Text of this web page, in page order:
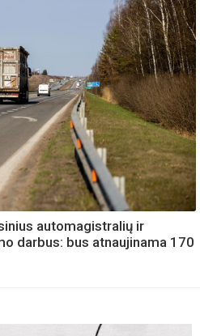
automagistralių ir
darbus: bus atnaujinama 170